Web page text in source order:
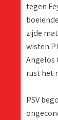
tegen
zijde
wisten
Angelos
rust het
PSV